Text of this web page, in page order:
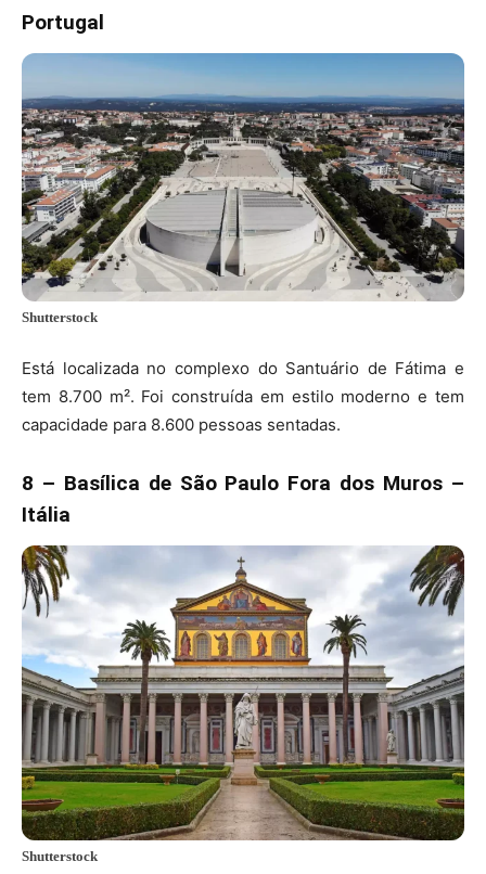
Portugal
Shutterstock
Está localizada no complexo do Santuário de Fátima e
tem 8.700 m². Foi construída em estilo moderno e tem
capacidade para 8.600 pessoas sentadas.
8 – Basílica de São Paulo Fora dos Muros –
Itália
Shutterstock